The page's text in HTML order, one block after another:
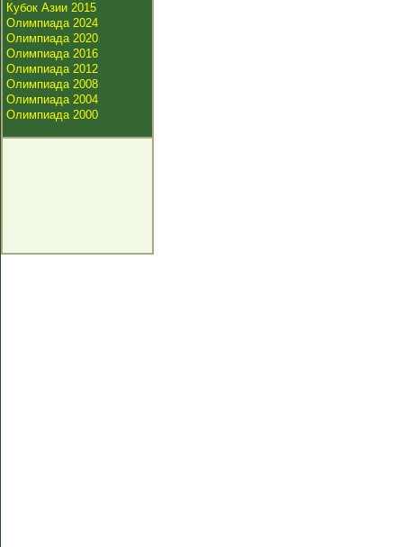
Кубок Азии 2015
Олимпиада 2024
Олимпиада 2020
Олимпиада 2016
Олимпиада 2012
Олимпиада 2008
Олимпиада 2004
Олимпиада 2000